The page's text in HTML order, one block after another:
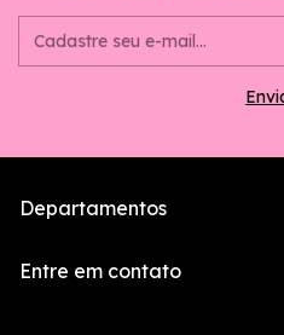
Departamentos
Entre em contato